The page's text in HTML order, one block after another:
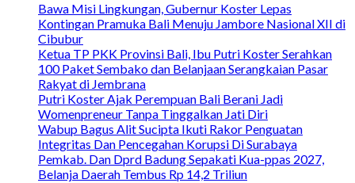
Bawa Misi Lingkungan, Gubernur Koster Lepas
Kontingan Pramuka Bali Menuju Jambore Nasional XII di
Cibubur
Ketua TP PKK Provinsi Bali, Ibu Putri Koster Serahkan
100 Paket Sembako dan Belanjaan Serangkaian Pasar
Rakyat di Jembrana
Putri Koster Ajak Perempuan Bali Berani Jadi
Womenpreneur Tanpa Tinggalkan Jati Diri
Wabup Bagus Alit Sucipta Ikuti Rakor Penguatan
Integritas Dan Pencegahan Korupsi Di Surabaya
Pemkab. Dan Dprd Badung Sepakati Kua-ppas 2027,
Belanja Daerah Tembus Rp 14,2 Triliun